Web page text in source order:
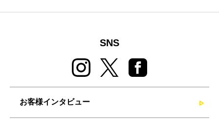
SNS
お客様インタビュー